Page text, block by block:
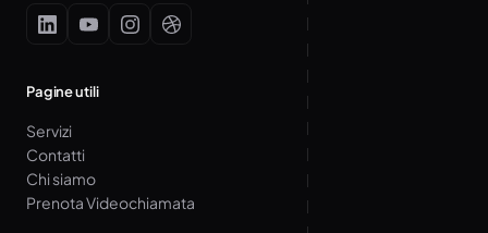
Pagine utili
Servizi
Contatti
Chi siamo
Prenota Videochiamata